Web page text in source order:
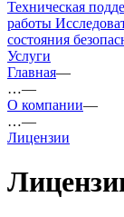
Техническая
работы
состояния
Услуги
Главная—
…—
О компании—
…—
Лицензии